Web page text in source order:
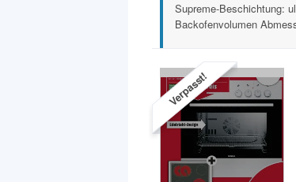
Supreme-Beschichtung:
Backofenvolumen
Verpasst!